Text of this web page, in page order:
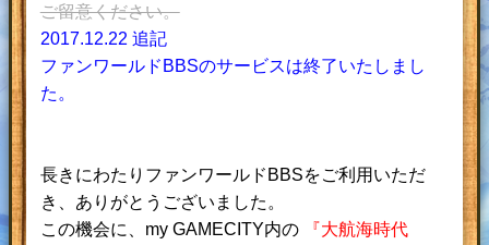
ご留意ください。
2017.12.22 追記
ファンワールドBBSのサービスは終了いたしまし
た。
長きにわたりファンワールドBBSをご利用いただ
き、ありがとうございました。
この機会に、my GAMECITY内の
『大航海時代